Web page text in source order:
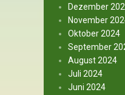
Dezember
November
Oktober 2024
September
August 2024
Juli 2024
Juni 2024